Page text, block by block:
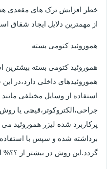
خطر افزایش ترک های مقعدی
از مهمترین دلایل ایجاد شقاق
هموروئید کتومی بسته
هموروئید کتومی بسته بیشترین
هموروئیدهای داخلی دارد،در
استفاده از وسایل مختلفی
جراحی،الکتروکوتر،قیچی یا
پرکاربرد شده لیزر هموروئید
برداشته شده و سپس با
گردد.این روش در بیشتر از